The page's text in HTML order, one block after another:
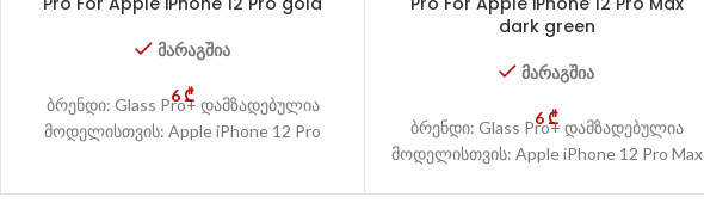
მარაგშია
6₾
ბრენდი: Glass Pro+ დამზადებულია
მოდელისთვის: Apple iPhone 12 Pro
dark green
მარაგშია
6₾
ბრენდი: Glass Pro+ დამზადებულია
მოდელისთვის: Apple iPhone 12 Pro Max